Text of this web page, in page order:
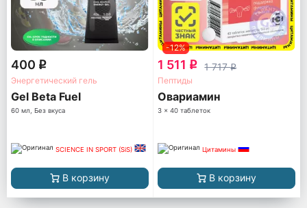
400 q
Энергетический гель
Gel Beta Fuel
60 мл, Без вкуса
SCIENCE IN SPORT (SiS)
В корзину
-12%
1 511 q 1 717q
Пептиды
Овариамин
3 x 40 таблеток
Цитамины
В корзину